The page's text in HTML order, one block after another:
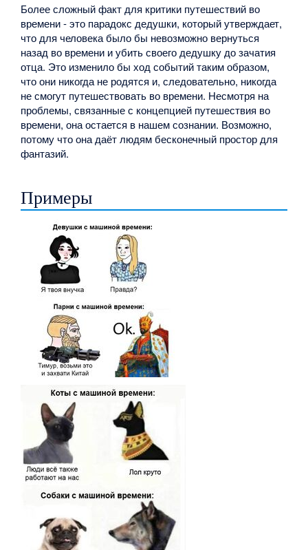
Более сложный факт для критики путешествий во
времени - это парадокс дедушки, который утверждает,
что для человека было бы невозможно вернуться
назад во времени и убить своего дедушку до зачатия
отца. Это изменило бы ход событий таким образом,
что они никогда не родятся и, следовательно, никогда
не смогут путешествовать во времени. Несмотря на
проблемы, связанные с концепцией путешествия во
времени, она остается в нашем сознании. Возможно,
потому что она даёт людям бесконечный простор для
фантазий.
Примеры